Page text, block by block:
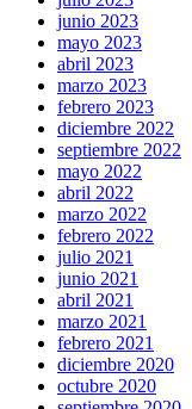
junio 2023
mayo 2023
abril 2023
marzo 2023
febrero 2023
diciembre 2022
septiembre 2022
mayo 2022
abril 2022
marzo 2022
febrero 2022
julio 2021
junio 2021
abril 2021
marzo 2021
febrero 2021
diciembre 2020
octubre 2020